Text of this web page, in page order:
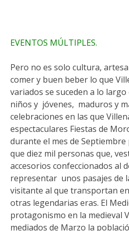
EVENTOS MÚLTIPLES.
Pero no es solo cultura,
comer y buen beber lo que
variados se suceden a lo largo
niños y jóvenes, maduros y
celebraciones en las que
espectaculares Fiestas de
durante el mes de
que diez mil personas que,
accesorios confeccionados al
representar unos pasajes de
visitante al que transportan
otras legendarias eras. El
protagonismo en la medieval
mediados de Marzo la